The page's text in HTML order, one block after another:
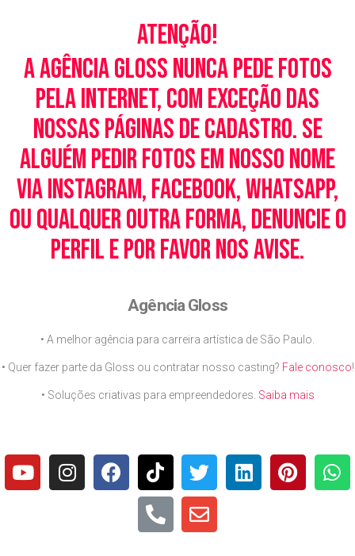
Atenção!
A Agência Gloss nunca pede fotos
pela Internet, com exceção das
nossas páginas de cadastro. Se
alguém pedir fotos em nosso nome
via Instagram, Facebook, WhatsApp,
ou qualquer outra forma, denuncie o
perfil e por favor nos avise.
Agência Gloss
• A melhor agência para carreira artística de São Paulo.
• Quer fazer parte da Gloss ou contratar nosso casting? Fale conosco!
• Soluções criativas para empreendedores. Saiba mais